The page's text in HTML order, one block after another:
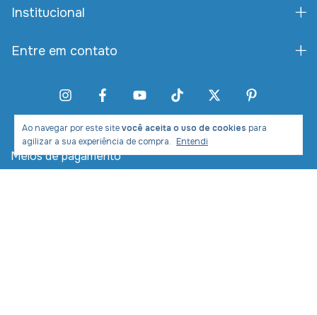
Ao navegar por este sitevocê aceita o uso de cookies para
agilizar a sua experiência de compra. Entendi
Institucional
Entre em contato
Meios de pagamento